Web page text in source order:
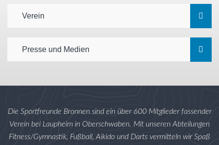
Verein
Presse und Medien
Die Sportfreunde Bronnen sind ein über 600 Mitglieder fassender
Verein bei Laupheim in Oberschwaben. Mit unseren Abteilungen
Fitness/Gymnastik, Fußball, Aikido und Darts vermitteln wir Spaß